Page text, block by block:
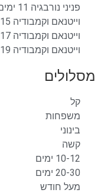
פניני נורבגיה 11 ימים
וייטנאם וקמבודיה 15 ימים
וייטנאם וקמבודיה 17 ימים
וייטנאם וקמבודיה 19 ימים
מסלולים
קל
משפחות
בינוני
קשה
10-12 ימים
20-30 ימים
מעל חודש